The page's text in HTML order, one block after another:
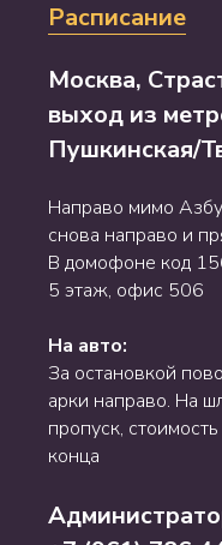
Расписание
Москва,
выход из
Пушкинская/
Направо мимо
снова направо и
В домофоне код
5 этаж, офис 506
На авто:
За остановкой
арки направо. На
пропуск,
конца